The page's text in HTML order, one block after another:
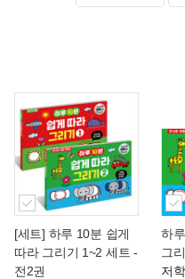
[세트] 하루 10분 쉽게
따라 그리기 1~2 세트 -
전2권
하
그
저